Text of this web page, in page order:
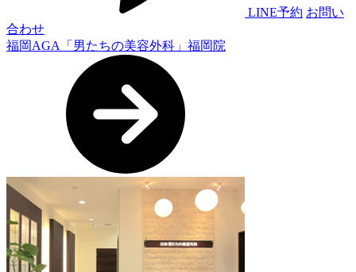
LINE予約 お問い
合わせ
福岡AGA「男たちの美容外科」福岡院